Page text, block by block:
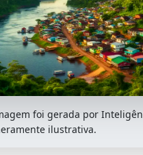
foi gerada por
ilustrativa.